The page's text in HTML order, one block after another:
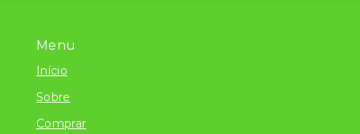
Menu
Início
Sobre
Comprar